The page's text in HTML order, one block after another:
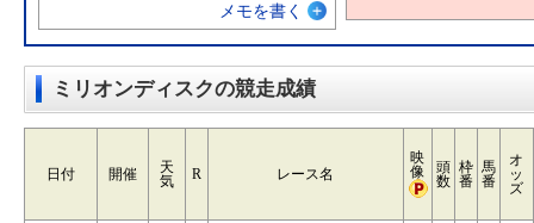
メモを書く
ミリオンディスクの競走成績
日付 開催
天
気
R レース名
映
像
頭
数
枠
番
馬
番
オ
ッ
ズ